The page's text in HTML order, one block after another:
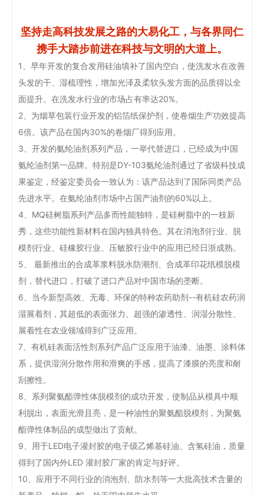
坚持走高科技发展之路的大易化工，与各界同仁
携手大踏步前进在科技与文明的大道上。
1、早年开发的复合发用硅油填补了国内空白，使洗发水在改善
头发的干、湿梳理性，增加光泽及柔软头发方面的品质得以全
面提升。在洗发水行业的市场占有率达20%。
2、为烟草包装行业开发的铝箔纸保护剂，使卷烟生产功效提高
6倍。该产品在国内30%的卷烟厂得到应用。
3、开发的氨纶油剂系列产品，一举代替进口，已经成为中国
氨纶油剂第一品牌。特别是DY-103氨纶油剂通过了省级科技成
果鉴定，经鉴定委员会一致认为：该产品达到了国际同类产品
先进水平。在氨纶油剂市场中占国产油剂的60%以上。
4、MQ硅树脂系列产品多而性能独特，是硅树脂中的一枝新
秀，这些功能性新材料在国内独具特色。其在消泡剂行业、脱
模剂行业、硅橡胶行业、压敏胶行业中的应用已经日浙成熟。
5、 最新推出的合成革浆料脱水防潮剂、合成革印花纸模脱模
剂，替代进口，打破了进口产品对中国市场的垄断。
6、当今新型高效、无毒、环保的特种农药助剂--有机硅农药润
湿展着剂，其超低的表面张力、超强的渗透性、润湿分散性、
展着性在农业领域得到广泛应用。
7、有机硅表面活性剂系列产品广泛应用于油漆、油墨、涂料体
系，提供湿润分散作用和滑爽的手感，提高了漆膜的亮度和耐
刮擦性。
8、系列聚氨酯弹性体脱模剂的成功开发，使制品从模具中顺
利脱出，表面光滑且亮，是一种油性的聚氨酯脱模剂，为聚氨
酯弹性体制品的成型做出了贡献。
9、用于LED电子灌封胶的电子级乙烯基硅油、含氢硅油，质量
得到了国内外LED 灌封胶厂家的肯定与好评。
10、应用于不同行业的消泡剂、防水剂等一大批高技术含量的